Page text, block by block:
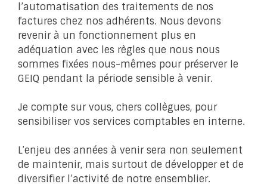
l’automatisation des traitements de nos
factures chez nos adhérents. Nous devons
revenir à un fonctionnement plus en
adéquation avec les règles que nous nous
sommes fixées nous-mêmes pour préserver le
GEIQ pendant la période sensible à venir.
Je compte sur vous, chers collègues, pour
sensibiliser vos services comptables en interne.
L’enjeu des années à venir sera non seulement
de maintenir, mais surtout de développer et de
diversifier l’activité de notre ensemblier.